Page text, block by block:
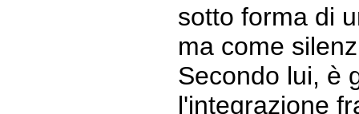
sotto forma di
ma come
Secondo lui, è
l'integrazione